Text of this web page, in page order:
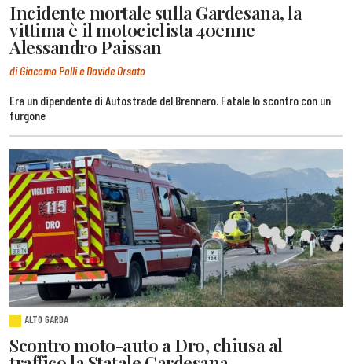
Incidente mortale sulla Gardesana, la
vittima è il motociclista 40enne
Alessandro Paissan
di Giacomo Polli e Davide Orsato
Era un dipendente di Autostrade del Brennero. Fatale lo scontro con un
furgone
ALTO GARDA
Scontro moto-auto a Dro, chiusa al